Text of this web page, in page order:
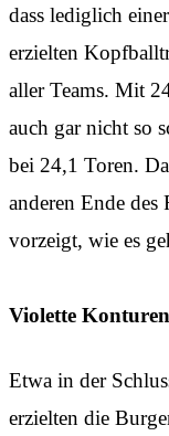
dass lediglich
erzielten
aller Teams. Mit
auch gar nicht so
bei 24,1 Toren.
anderen Ende
vorzeigt, wie es
Violette Konturen
Etwa in der
erzielten die